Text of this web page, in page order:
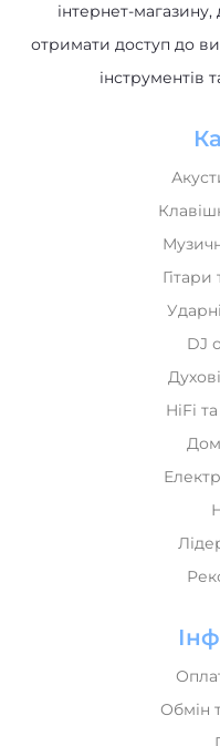
отримати доступ до
інструментів
DJ
HiFi
Обмін